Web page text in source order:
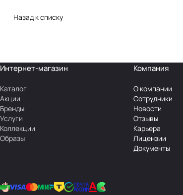
Назад к списку
Интернет-магазин
Каталог
Акции
Бренды
Услуги
Коллекции
Образы
Компания
О компании
Сотрудники
Новости
Отзывы
Карьера
Лицензии
Документы